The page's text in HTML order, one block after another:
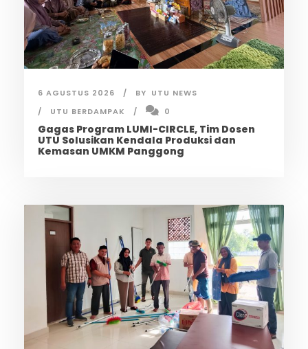
6 AGUSTUS 2026 BY UTU NEWS
UTU BERDAMPAK
0
Gagas Program LUMI-CIRCLE, Tim Dosen
UTU Solusikan Kendala Produksi dan
Kemasan UMKM Panggong